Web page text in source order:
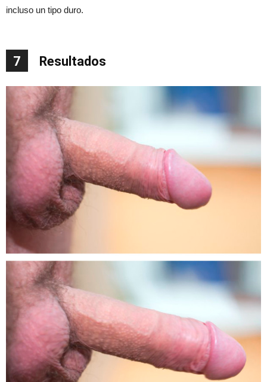
incluso un tipo duro.
7 Resultados